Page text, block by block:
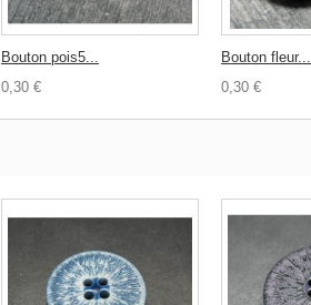
Bouton pois5...
0,30 €
Bouton fleur...
0,30 €